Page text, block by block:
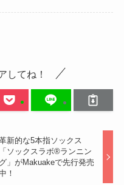
してね！
新的な5本指ソックス
「ソックスラボ®ランニン
グ」がMakuakeで先行発売
！